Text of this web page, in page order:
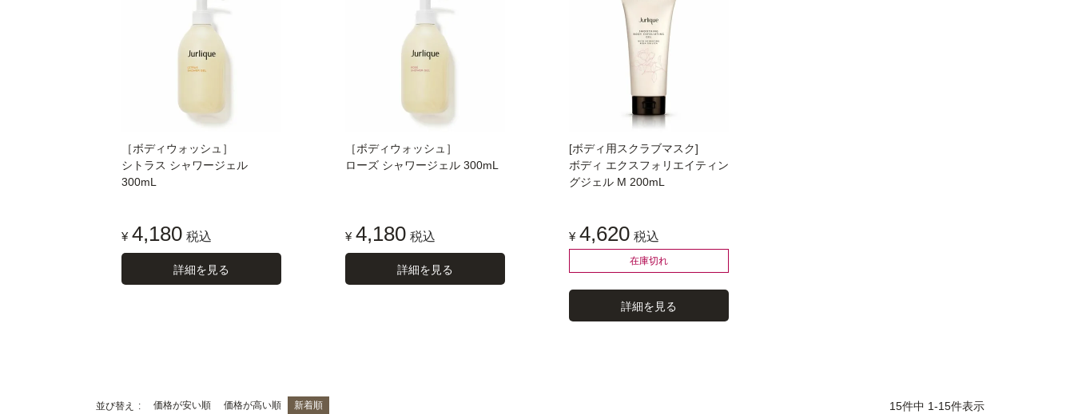
［ボディウォッシュ］
シトラス シャワージェル
300mL
¥ 4,180 税込
詳細を見る
［ボディウォッシュ］
ローズ シャワージェル 300mL
¥ 4,180 税込
詳細を見る
[ボディ用スクラブマスク]
ボディ エクスフォリエイティン
グジェル M 200mL
¥ 4,620 税込
在庫切れ
詳細を見る
並び替え 価格が安い順 価格が高い順 新着順 15件中 1-15件表示